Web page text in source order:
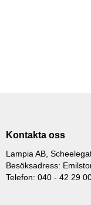
Kontakta oss
Lampia AB,
Besöksadress:
Telefon: 040 - 42 29